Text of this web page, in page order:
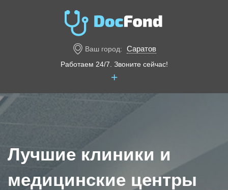
Ваш город: Саратов
Работаем 24/7. Звоните сейчас!
+
Лучшие клиники и
медицинские центры